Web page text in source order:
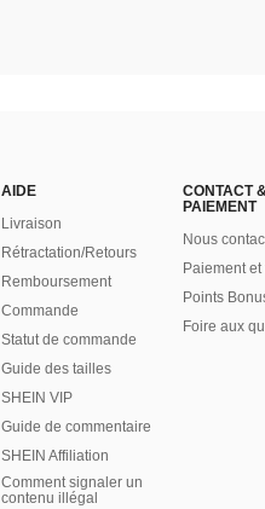
AIDE
Livraison
Rétractation/Retours
Remboursement
Commande
Statut de commande
Guide des tailles
SHEIN VIP
Guide de commentaire
SHEIN Affiliation
Comment signaler un
contenu illégal
CONTACT
PAIEMENT
Nous
Paiement et
Points
Foire aux